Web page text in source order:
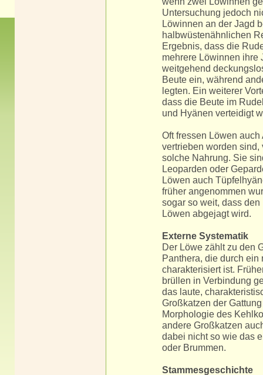
Untersuchung jedoch
Löwinnen an der Jagd
halbwüstenähnlichen
Ergebnis, dass die
mehrere Löwinnen ihre
weitgehend
Beute ein, während
legten. Ein weiterer
dass die Beute im
und Hyänen verteidigt
Oft fressen Löwen
vertrieben worden
solche Nahrung. Sie
Leoparden oder
Löwen auch
früher angenommen
sogar so weit, dass
Löwen abgejagt wird.
Externe Systematik
Der Löwe zählt zu den
Panthera, die durch
charakterisiert ist.
brüllen in Verbindung
das laute,
Großkatzen der
Morphologie des
andere Großkatzen
dabei nicht so wie das
oder Brummen.
Stammesgeschichte